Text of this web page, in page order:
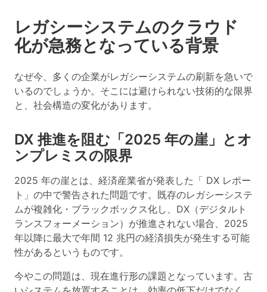
レガシーシステムのクラウド
化が急務となっている背景
なぜ今、多くの企業がレガシーシステムの刷新を急いで
いるのでしょうか。そこには避けられない技術的な限界
と、社会構造の変化があります。
DX 推進を阻む「2025 年の崖」とオ
ンプレミスの限界
2025 年の崖とは、経済産業省が発表した「 DX レポー
ト」の中で警告された問題です。既存のレガシーシステ
ムが複雑化・ブラックボックス化し、DX（デジタルト
ランスフォーメーション）が推進されない場合、2025
年以降に最大で年間 12 兆円の経済損失が発生する可能
性があるというものです。
今やこの問題は、現在進行形の課題となっています。古